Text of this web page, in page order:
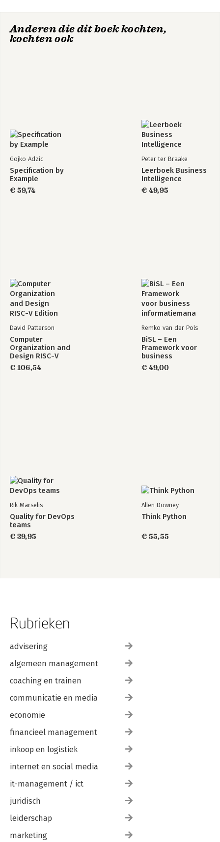
Anderen die dit boek kochten,
kochten ook
Gojko Adzic
Specification by
Example
€ 59,74
Peter ter Braake
Leerboek Business
Intelligence
€ 49,95
David Patterson
Computer
Organization and
Design RISC-V
Edition
€ 106,54
Remko van der Pols
BiSL – Een
Framework voor
business
€ 49,00
Rik Marselis
Quality for DevOps
teams
€ 39,95
Allen Downey
Think Python
€ 55,55
Rubrieken
advisering
algemeen management
coaching en trainen
communicatie en media
economie
financieel management
inkoop en logistiek
internet en social media
it-management / ict
juridisch
leiderschap
marketing